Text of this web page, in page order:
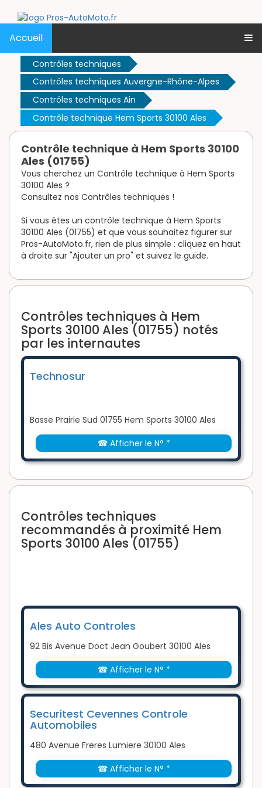
Accueil
Contrôles techniques
Contrôles techniques Auvergne-Rhône-Alpes
Contrôles techniques Ain
Contrôle technique Hem Sports 30100 Ales
Contrôle technique à Hem Sports 30100
Ales (01755)
Vous cherchez un Contrôle technique à Hem Sports
30100 Ales ?
Consultez nos Contrôles techniques !
Si vous êtes un contrôle technique à Hem Sports
30100 Ales (01755) et que vous souhaitez figurer sur
Pros-AutoMoto.fr, rien de plus simple : cliquez en haut
à droite sur "Ajouter un pro" et suivez le guide.
Contrôles techniques à Hem
Sports 30100 Ales (01755) notés
par les internautes
Technosur
Basse Prairie Sud 01755 Hem Sports 30100 Ales
☎ Afficher le N° *
Contrôles techniques
recommandés à proximité Hem
Sports 30100 Ales (01755)
Ales Auto Controles
92 Bis Avenue Doct Jean Goubert 30100 Ales
☎ Afficher le N° *
Securitest Cevennes Controle
Automobiles
480 Avenue Freres Lumiere 30100 Ales
☎ Afficher le N° *